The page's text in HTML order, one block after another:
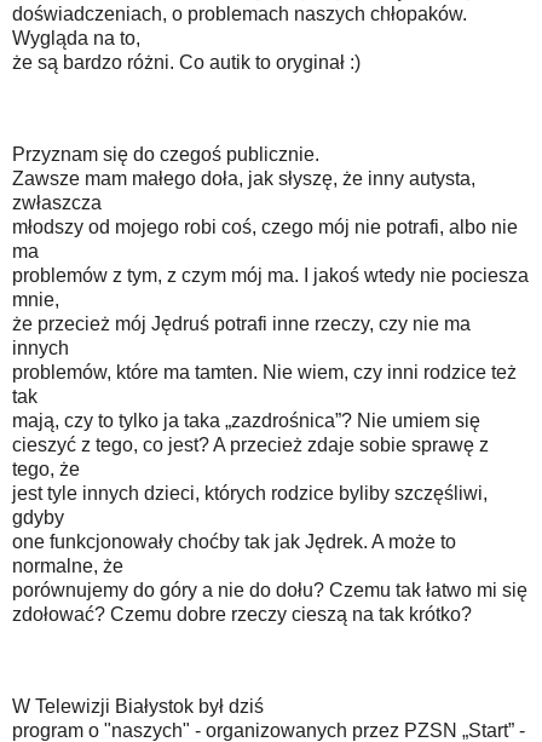
doświadczeniach, o problemach naszych chłopaków.
Wygląda na to,
że są bardzo różni. Co autik to oryginał :)
Przyznam się do czegoś publicznie.
Zawsze mam małego doła, jak słyszę, że inny autysta,
zwłaszcza
młodszy od mojego robi coś, czego mój nie potrafi, albo nie
ma
problemów z tym, z czym mój ma. I jakoś wtedy nie pociesza
mnie,
że przecież mój Jędruś potrafi inne rzeczy, czy nie ma
innych
problemów, które ma tamten. Nie wiem, czy inni rodzice też
tak
mają, czy to tylko ja taka „zazdrośnica”? Nie umiem się
cieszyć z tego, co jest? A przecież zdaje sobie sprawę z
tego, że
jest tyle innych dzieci, których rodzice byliby szczęśliwi,
gdyby
one funkcjonowały choćby tak jak Jędrek. A może to
normalne, że
porównujemy do góry a nie do dołu? Czemu tak łatwo mi się
zdołować? Czemu dobre rzeczy cieszą na tak krótko?
W Telewizji Białystok był dziś
program o "naszych" - organizowanych przez PZSN „Start” -